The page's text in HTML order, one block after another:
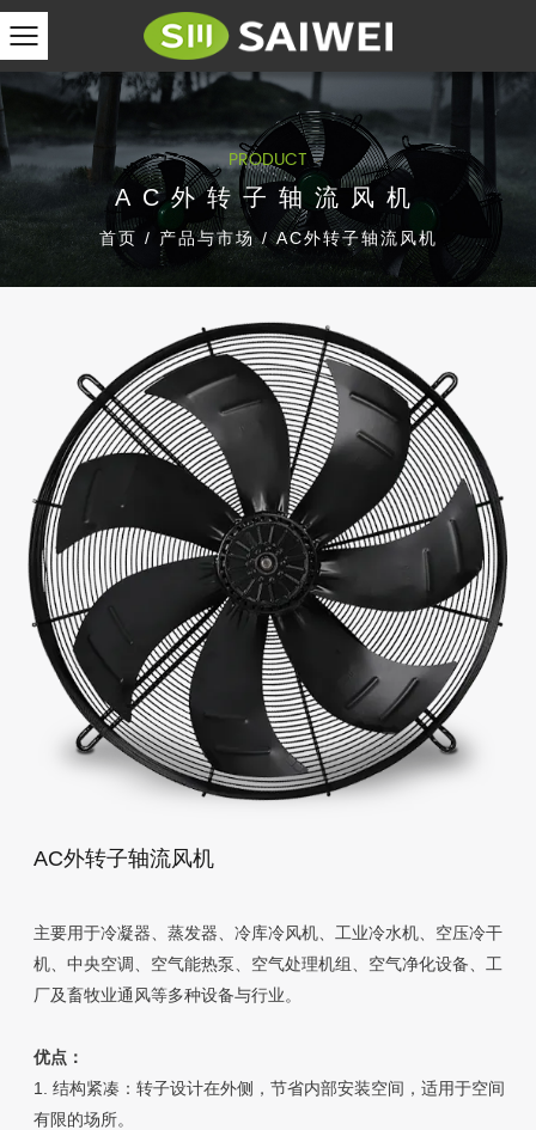
PRODUCT
AC外转子轴流风机
首页 / 产品与市场/AC外转子轴流风机
AC外转子轴流风机
主要用于冷凝器、蒸发器、冷库冷风机、工业冷水机、空压冷干
机、中央空调、空气能热泵、空气处理机组、空气净化设备、工
厂及畜牧业通风等多种设备与行业。
优点：
1.结构紧凑：转子设计在外侧，节省内部安装空间，适用于空间
有限的场所。